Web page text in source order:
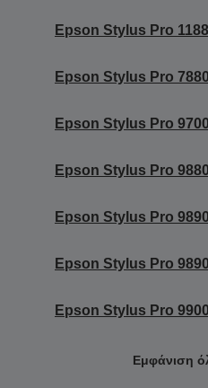
Epson Stylus Pro
Epson Stylus Pro 7880
Epson Stylus Pro 9700
Epson Stylus Pro 9880
Epson Stylus Pro 9890
Epson Stylus Pro
Epson Stylus Pro 9900
Εμφάνιση